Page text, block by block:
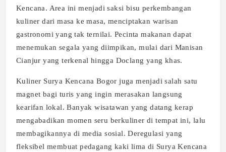
Kencana. Area ini menjadi saksi bisu perkembangan
kuliner dari masa ke masa, menciptakan warisan
gastronomi yang tak ternilai. Pecinta makanan dapat
menemukan segala yang diimpikan, mulai dari Manisan
Cianjur yang terkenal hingga Doclang yang khas.
Kuliner Surya Kencana Bogor juga menjadi salah satu
magnet bagi turis yang ingin merasakan langsung
kearifan lokal. Banyak wisatawan yang datang kerap
mengabadikan momen seru berkuliner di tempat ini, lalu
membagikannya di media sosial. Deregulasi yang
fleksibel membuat pedagang kaki lima di Surya Kencana